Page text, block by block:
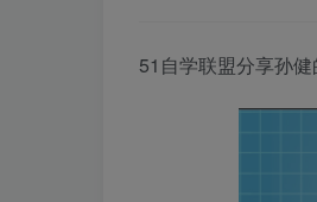
51自学联盟分享孙